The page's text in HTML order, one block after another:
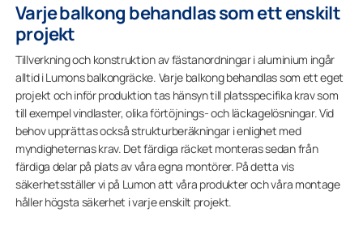
Varje balkong behandlas som ett enskilt
projekt
Tillverkning och konstruktion av fästanordningar i aluminium ingår
alltid i Lumons balkongräcke. Varje balkong behandlas som ett eget
projekt och inför produktion tas hänsyn till platsspecifika krav som
till exempel vindlaster, olika förtöjnings- och läckagelösningar. Vid
behov upprättas också strukturberäkningar i enlighet med
myndigheternas krav. Det färdiga räcket monteras sedan från
färdiga delar på plats av våra egna montörer. På detta vis
säkerhetsställer vi på Lumon att våra produkter och våra montage
håller högsta säkerhet i varje enskilt projekt.